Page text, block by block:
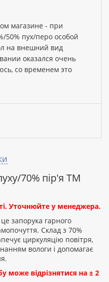
70% пір'я ТМ
Уточнюйте у менеджера.
запорука гарного
Склад з 70%
циркуляцію повітря,
вологи і допомагає
відрізнятися на ± 2
магазине - при
50% пух/перо особой
на внешний вид
оказался очень
со временем это